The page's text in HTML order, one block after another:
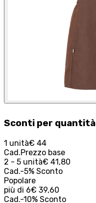
Sconti per quantità
1 unità€ 44
Cad.Prezzo base
2 - 5 unità€ 41,80
Cad.-5% Sconto
Popolare
più di 6€ 39,60
Cad.-10% Sconto